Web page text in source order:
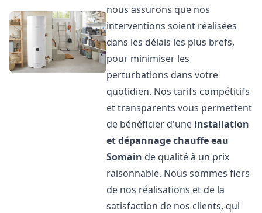
nous assurons que nos
interventions soient réalisées
dans les délais les plus brefs,
pour minimiser les
perturbations dans votre
quotidien. Nos tarifs compétitifs
et transparents vous permettent
de bénéficier d'une installation
et dépannage chauffe eau
Somain de qualité à un prix
raisonnable. Nous sommes fiers
de nos réalisations et de la
satisfaction de nos clients, qui